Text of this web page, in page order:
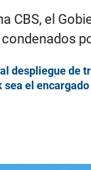
CBS, el
despliegue de
sea el